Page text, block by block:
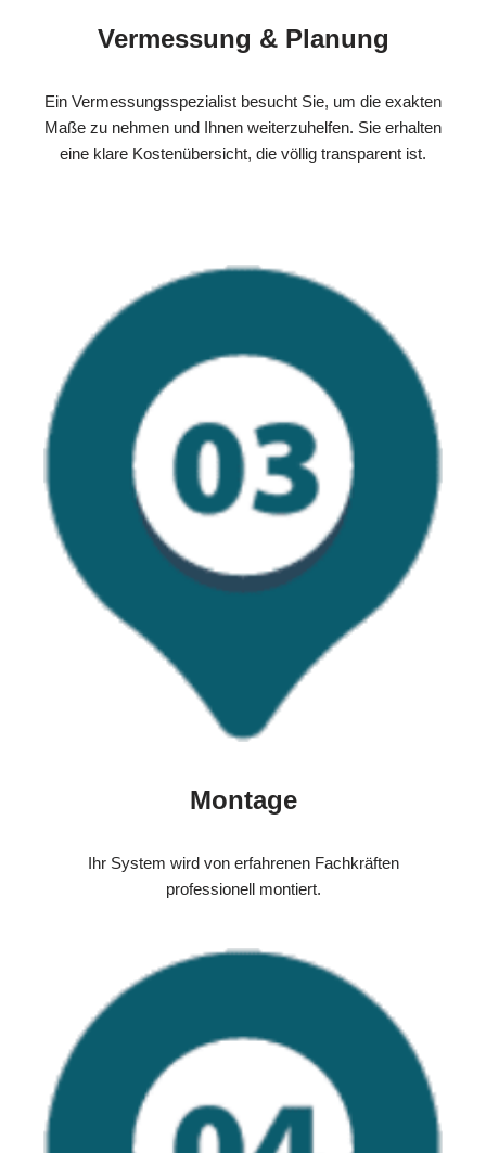
Vermessung & Planung
Ein Vermessungsspezialist besucht Sie, um die exakten
Maße zu nehmen und Ihnen weiterzuhelfen. Sie erhalten
eine klare Kostenübersicht, die völlig transparent ist.
Montage
Ihr System wird von erfahrenen Fachkräften
professionell montiert.